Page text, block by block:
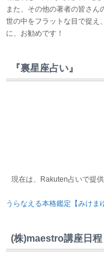
また、その他の著者の皆さん
世の中をフラットな目で捉え
に、お勧めです！
『裏星座占い』
現在は、Rakuten占いで提供
うらなえる本格鑑定【みけま
(株)maestro講座日程